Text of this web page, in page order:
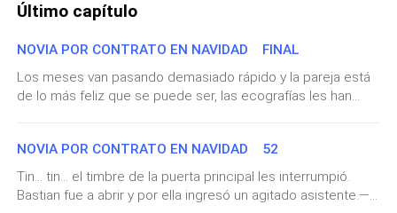
Este día ha sido uno de los más estresantes que
robado una fuerte cantidad de dinero y ha salido a
huir quién sabe dónde.
varios años está, pero yo nunca había entrado hasta
hace una semana que por obligación tuve que
detenerme por un café porque ya me dormía y aún me
Último capítulo
NOVIA POR CONTRATO EN NAVIDAD FINAL
Los meses van pasando demasiado rápido y la pareja está
de lo más feliz que se puede ser, las ecografías les han
movimientos de cada feto en el vientre.De acuerdo con lo
que se puede observar, serán padres de una niña y un niño.
Por fortuna y, a pesar de todo lo que ocurrió al inicio del
embarazo los bebés se encuentran en buen estado de
NOVIA POR CONTRATO EN NAVIDAD 52
Tin… tin… el timbre de la puerta principal les interrumpió.
Bastian fue a abrir y por ella ingresó un agitado asistente.—